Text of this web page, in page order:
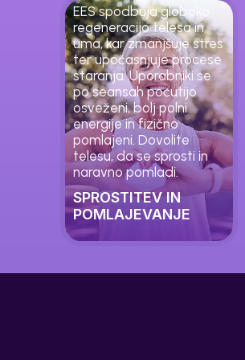
EES spodbuja globoko
regeneracijo telesa in
uma, kar zmanjšuje stres
ter upočasnjuje procese
staranja. Uporabniki se
po seansah počutijo
osveženi, bolj polni
energije in fizično
pomlajeni. Dovolite
telesu, da se sprosti in
naravno pomladi.
SPROSTITEV IN
POMLAJEVANJE